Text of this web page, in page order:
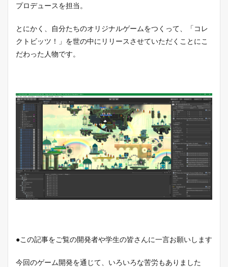
プロデュースを担当。
とにかく 、自分たちのオリジナルゲームをつくって、
「コレ
クトビッツ！」を世の中にリリースさせていただくことにこ
だわった人物です。
●この記事をご覧の開発者や学生の皆さんに一言お願いします
今回のゲーム開発を通じて、いろいろな苦労もありました